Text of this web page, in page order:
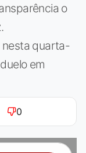
o
nesta quarta-
em
0